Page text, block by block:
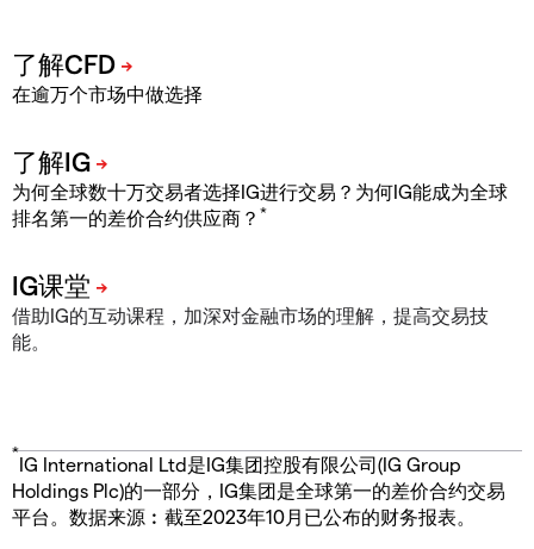
在逾万个市场中做选择
为何全球数十万交易者选择IG进行交易？为何IG能成为全球
排名第一的差价合约供应商？ *
借助IG的互动课程，加深对金融市场的理解，提高交易技
能。
*
IG International Ltd是IG集团控股有限公司(IG Group
Holdings Plc)的一部分，IG集团是全球第一的差价合约交易
平台。数据来源︰截至2023年10月已公布的财务报表。